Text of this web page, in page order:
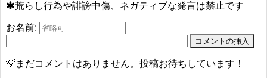
荒らし行為や誹謗中傷、ネガティブな発言は禁止です
お名前:
💡まだコメントはありません。投稿お待ちしています！